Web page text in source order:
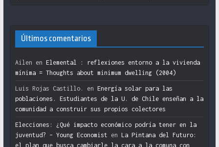
Últimos comentarios
Ailen en Elemental : reflexiones entorno a la vivienda
mínima = Thoughts about minimum dwelling (2004)
Luis Rojas Castillo. en Energía solar para las
poblaciones. Estudiantes de la U. de Chile enseñan a la
comunidad a construir sus propios colectores
Elecciones: ¿Qué impacto económico podría tener en la
juventud? – Young Economist en La Pintana del Futuro:
el plan que busca cambiarle la cara a la comuna con